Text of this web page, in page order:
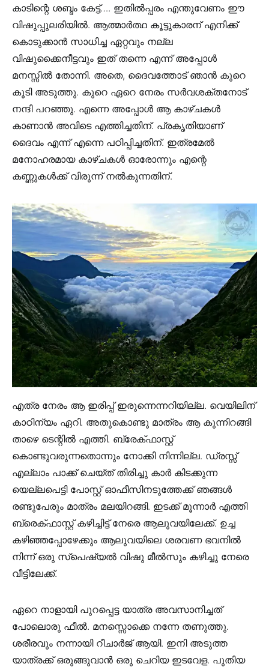
കാടിന്റെ ശബ്ദം കേട്ട്…. ഇതിൽപ്പരം എന്തുവേണം ഈ
വിഷുപ്പുലരിയിൽ. ആത്മാർത്ഥ കൂട്ടുകാരന് എനിക്ക്
കൊടുക്കാൻ സാധിച്ച ഏറ്റവും നല്ല
വിഷുക്കൈനീട്ടവും ഇത് തന്നെ എന്ന് അപ്പോൾ
മനസ്സിൽ തോന്നി. അതെ, ദൈവത്തോട് ഞാൻ കുറെ
കൂടി അടുത്തു. കുറെ ഏറെ നേരം സർവശക്തനോട്
നന്ദി പറഞ്ഞു. എന്നെ അപ്പോൾ ആ കാഴ്ചകൾ
കാണാൻ അവിടെ എത്തിച്ചതിന്. പ്രകൃതിയാണ്
ദൈവം എന്ന് എന്നെ പഠിപ്പിച്ചതിന്. ഇത്രമേൽ
മനോഹരമായ കാഴ്ചകൾ ഓരോന്നും എന്റെ
കണ്ണുകൾക്ക് വിരുന്ന് നൽകുന്നതിന്.
എത്ര നേരം ആ ഇരിപ്പ് ഇരുന്നെന്നറിയില്ല. വെയിലിന്
കാഠിന്യം ഏറി. അതുകൊണ്ടു മാത്രം ആ കുന്നിറങ്ങി
താഴെ ടെന്റിൽ എത്തി. ബ്രേക്ഫാസ്റ്റ്
കൊണ്ടുവരുന്നതൊന്നും നോക്കി നിന്നില്ല. ഡ്രസ്സ്
എല്ലാം പാക്ക് ചെയ്ത് തിരിച്ചു കാർ കിടക്കുന്ന
യെല്ലപെട്ടി പോസ്റ്റ് ഓഫീസിനടുത്തേക്ക് ഞങ്ങൾ
രണ്ടുപേരും മാത്രം മലയിറങ്ങി. ഇടക്ക് മൂന്നാർ എത്തി
ബ്രെക്ഫാസ്റ്റ് കഴിച്ചിട്ട് നേരെ ആലുവയിലേക്ക്. ഉച്ച
കഴിഞ്ഞപ്പോഴേക്കും ആലുവയിലെ ശരവണ ഭവനിൽ
നിന്ന് ഒരു സ്പെഷ്യൽ വിഷു മീൽസും കഴിച്ചു നേരെ
വീട്ടിലേക്ക്.
ഏറെ നാളായി പുറപ്പെട്ട യാത്ര അവസാനിച്ചത്
പോലൊരു ഫീൽ. മനസ്സൊക്കെ നന്നേ തണുത്തു.
ശരീരവും നന്നായി റീചാർജ് ആയി. ഇനി അടുത്ത
യാത്രക്ക് ഒരുങ്ങുവാൻ ഒരു ചെറിയ ഇടവേള. പുതിയ